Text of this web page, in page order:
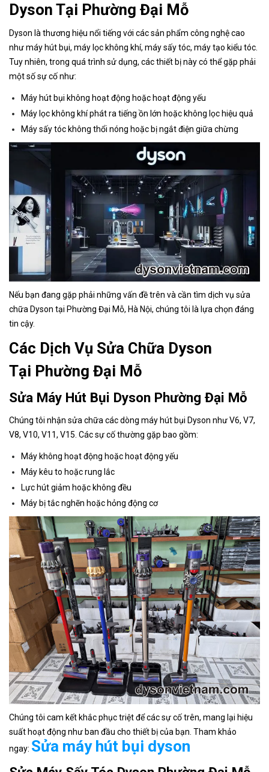
Dyson Tại Phường Đại Mỗ
Dyson là thương hiệu nổi tiếng với các sản phẩm công nghệ cao
như máy hút bụi, máy lọc không khí, máy sấy tóc, máy tạo kiểu tóc.
Tuy nhiên, trong quá trình sử dụng, các thiết bị này có thể gặp phải
một số sự cố như:
Máy hút bụi không hoạt động hoặc hoạt động yếu
Máy lọc không khí phát ra tiếng ồn lớn hoặc không lọc hiệu quả
Máy sấy tóc không thổi nóng hoặc bị ngắt điện giữa chừng
Nếu bạn đang gặp phải những vấn đề trên và cần tìm dịch vụ sửa
chữa Dyson tại Phường Đại Mỗ, Hà Nội, chúng tôi là lựa chọn đáng
tin cậy.
Các Dịch Vụ Sửa Chữa Dyson
Tại Phường Đại Mỗ
Sửa Máy Hút Bụi Dyson Phường Đại Mỗ
Chúng tôi nhận sửa chữa các dòng máy hút bụi Dyson như V6, V7,
V8, V10, V11, V15. Các sự cố thường gặp bao gồm:
Máy không hoạt động hoặc hoạt động yếu
Máy kêu to hoặc rung lắc
Lực hút giảm hoặc không đều
Máy bị tắc nghẽn hoặc hỏng động cơ
Chúng tôi cam kết khắc phục triệt để các sự cố trên, mang lại hiệu
suất hoạt động như ban đầu cho thiết bị của bạn. Tham khảo
ngay: Sửa máy hút bụi dyson